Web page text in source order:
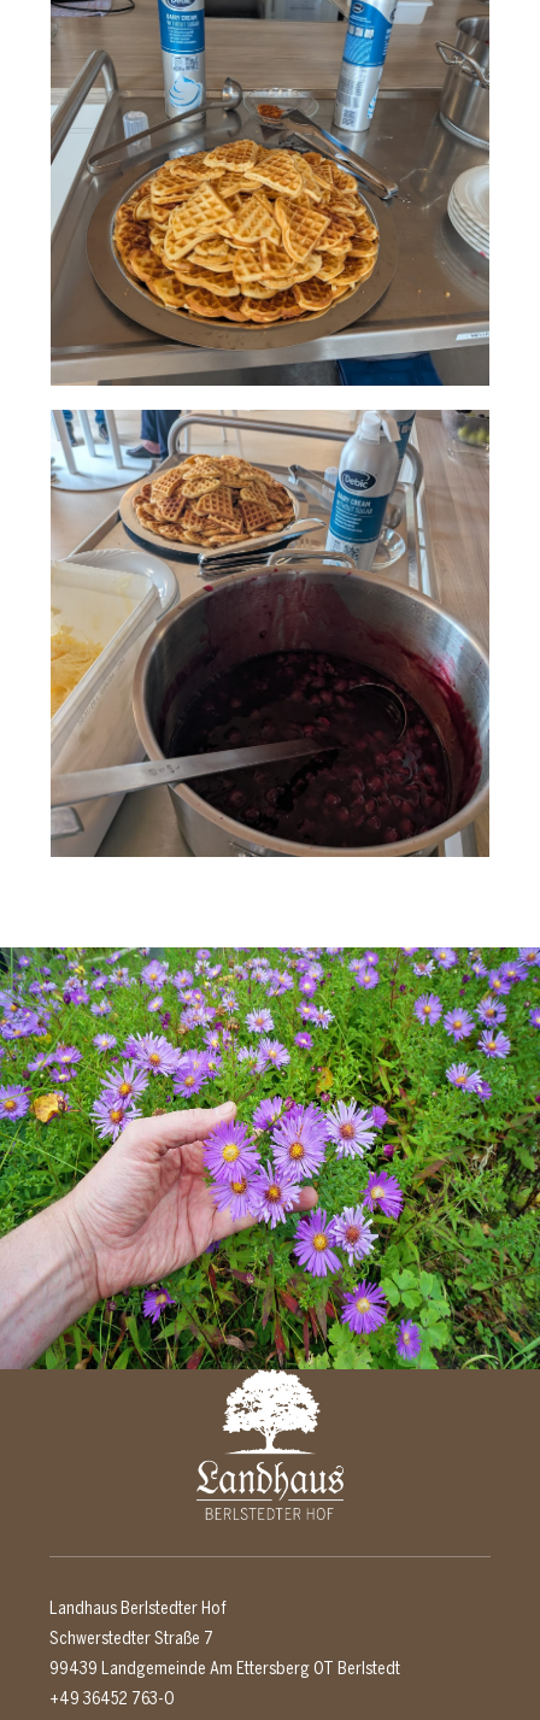
Landhaus Berlstedter Hof
Schwerstedter Straße 7
99439 Landgemeinde Am Ettersberg OT Berlstedt
+49 36452 763-0